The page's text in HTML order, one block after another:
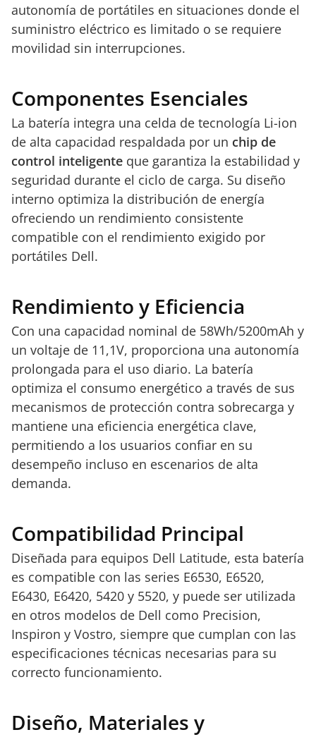
autonomía de portátiles en situaciones donde el
suministro eléctrico es limitado o se requiere
movilidad sin interrupciones.
Componentes Esenciales
La batería integra una celda de tecnología Li-ion
de alta capacidad respaldada por un chip de
control inteligente que garantiza la estabilidad y
seguridad durante el ciclo de carga. Su diseño
interno optimiza la distribución de energía
ofreciendo un rendimiento consistente
compatible con el rendimiento exigido por
portátiles Dell.
Rendimiento y Eficiencia
Con una capacidad nominal de 58Wh/5200mAh y
un voltaje de 11,1V, proporciona una autonomía
prolongada para el uso diario. La batería
optimiza el consumo energético a través de sus
mecanismos de protección contra sobrecarga y
mantiene una eficiencia energética clave,
permitiendo a los usuarios confiar en su
desempeño incluso en escenarios de alta
demanda.
Compatibilidad Principal
Diseñada para equipos Dell Latitude, esta batería
es compatible con las series E6530, E6520,
E6430, E6420, 5420 y 5520, y puede ser utilizada
en otros modelos de Dell como Precision,
Inspiron y Vostro, siempre que cumplan con las
especificaciones técnicas necesarias para su
correcto funcionamiento.
Diseño, Materiales y